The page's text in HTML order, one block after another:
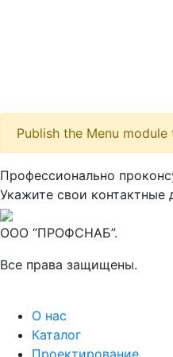
Publish the Menu
Профессионально
Укажите свои
ООО “ПРОФСНАБ”.
Все права защищены.
О нас
Каталог
Проектирование